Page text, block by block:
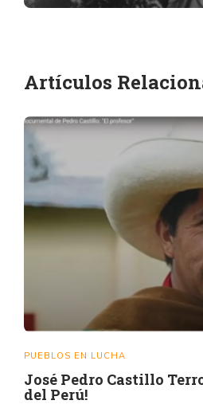
Artículos
PUEBLOS EN LUCHA
José Pedro Castillo
del Perú!